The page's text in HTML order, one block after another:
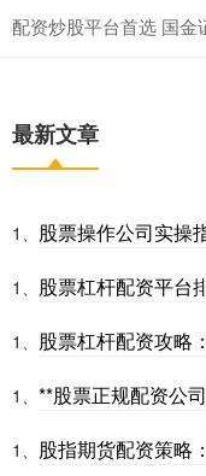
配资炒股平台首选 国
最新文章
1、 股票操作公司实操
1、 股票杠杆配资平台
1、 股票杠杆配资攻略
1、 **股票正规配资公
1、 股指期货配资策略